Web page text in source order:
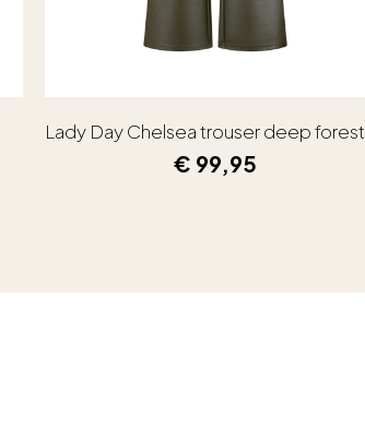
Lady Day Chelsea trouser deep forest
€ 99,95